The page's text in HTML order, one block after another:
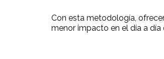
Con esta metodología,
menor impacto en el día a día